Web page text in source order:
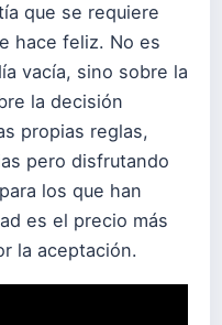
que se requiere
hace feliz. No es
vacía, sino sobre la
la decisión
propias reglas,
pero disfrutando
los que han
es el precio más
la aceptación.